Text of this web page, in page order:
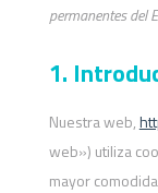
permanentes del
1.
Nuestra web,
web») utiliza
mayor